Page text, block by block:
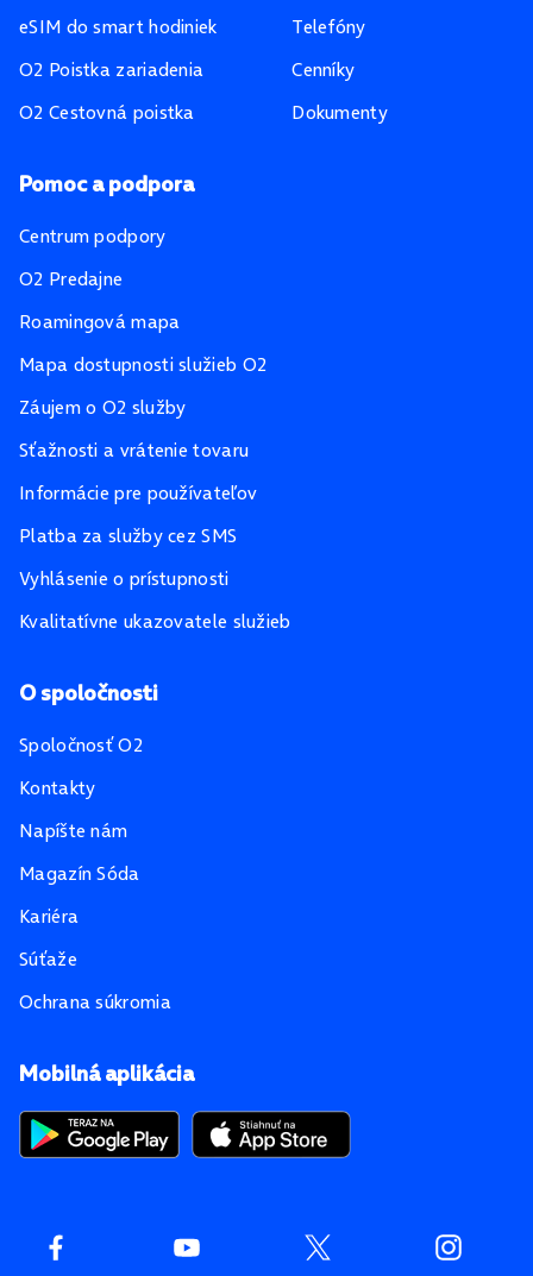
Mobilná aplikácia
eSIM do smart hodiniek
O2 Poistka zariadenia
O2 Cestovná poistka
Telefóny
Cenníky
Dokumenty
Pomoc a podpora
Centrum podpory
O2 Predajne
Roamingová mapa
Mapa dostupnosti služieb O2
Záujem o O2 služby
Sťažnosti a vrátenie tovaru
Informácie pre používateľov
Platba za služby cez SMS
Vyhlásenie o prístupnosti
Kvalitatívne ukazovatele služieb
O spoločnosti
Spoločnosť O2
Kontakty
Napíšte nám
Magazín Sóda
Kariéra
Súťaže
Ochrana súkromia